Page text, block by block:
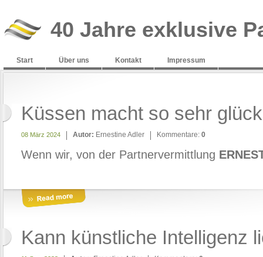
40 Jahre exklusive
Start Über uns Kontakt Impressum
Küssen macht so sehr
08 März 2024 Autor: Ernestine Adler Kommentare: 0
Wenn wir, von der Partnervermittlung
Kann künstliche Intelligenz